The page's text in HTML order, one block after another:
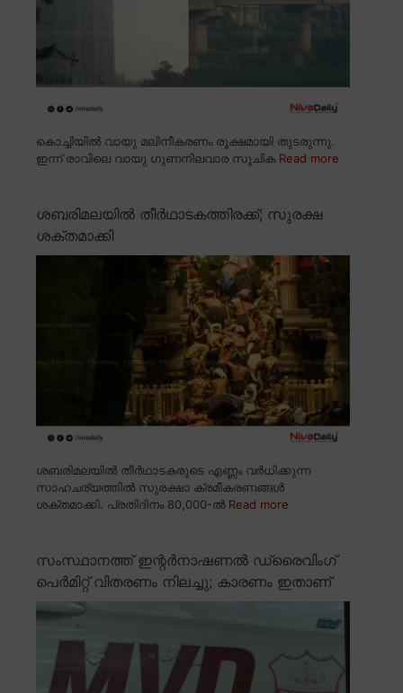
കൊച്ചിയിൽ വായു മലിനീകരണം രൂക്ഷമായി തുടരുന്നു.
ഇന്ന് രാവിലെ വായു ഗുണനിലവാര സൂചിക Read more
ശബരിമലയിൽ തീർഥാടകത്തിരക്ക്; സുരക്ഷ
ശക്തമാക്കി
ശബരിമലയിൽ തീർഥാടകരുടെ എണ്ണം വർധിക്കുന്ന
സാഹചര്യത്തിൽ സുരക്ഷാ ക്രമീകരണങ്ങൾ
ശക്തമാക്കി. പ്രതിദിനം 80,000-ൽ Read more
സംസ്ഥാനത്ത് ഇന്റർനാഷണൽ ഡ്രൈവിംഗ്
പെർമിറ്റ് വിതരണം നിലച്ചു; കാരണം ഇതാണ്